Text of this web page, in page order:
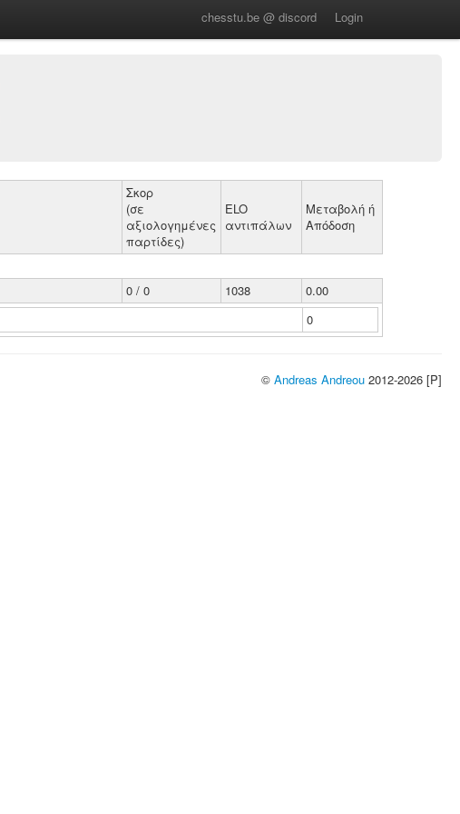
chesstu.be @ discord Login
Σκορ
(σε
αξιολογημένες
παρτίδες)
ELO
αντιπάλων
Μεταβολή ή
Απόδοση
0 / 0 1038
0.00
0
© Andreas Andreou 2012-2026 [P]